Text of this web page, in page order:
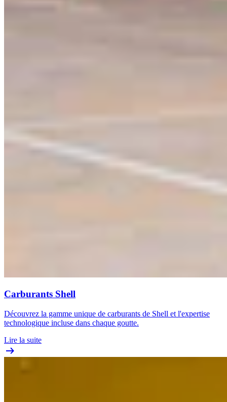
Carburants Shell
Découvrez la gamme unique de carburants de Shell et l'expertise
technologique incluse dans chaque goutte.
Lire la suite